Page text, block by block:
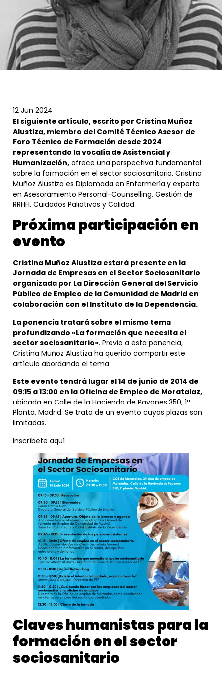
12 Jun 2024
El siguiente artículo, escrito por Cristina Muñoz
Alustiza, miembro del Comité Técnico Asesor de
Foro Técnico de Formación desde 2024
representando la vocalía de Asistencial y
Humanización, ofrece una perspectiva fundamental
sobre la formación en el sector sociosanitario. Cristina
Muñoz Alustiza es Diplomada en Enfermería y experta
en Asesoramiento Personal-Counselling, Gestión de
RRHH, Cuidados Paliativos y Calidad.
Próxima participación en
evento
Cristina Muñoz Alustiza estará presente en la
Jornada de Empresas en el Sector Sociosanitario
organizada por La Dirección General del Servicio
Público de Empleo de la Comunidad de Madrid en
colaboración con el Instituto de la Dependencia.
La ponencia tratará sobre el mismo tema
profundizando «La formación que necesita el
sector sociosanitario». Previo a esta ponencia,
Cristina Muñoz Alustiza ha querido compartir este
artículo abordando el tema.
Este evento tendrá lugar el 14 de junio de 2014 de
09:15 a 13:00 en la Oficina de Empleo de Moratalaz,
ubicada en Calle de la Hacienda de Pavones 350, 1ª
Planta, Madrid. Se trata de un evento cuyas plazas son
limitadas.
Inscríbete aquí
Claves humanistas para la
formación en el sector
sociosanitario